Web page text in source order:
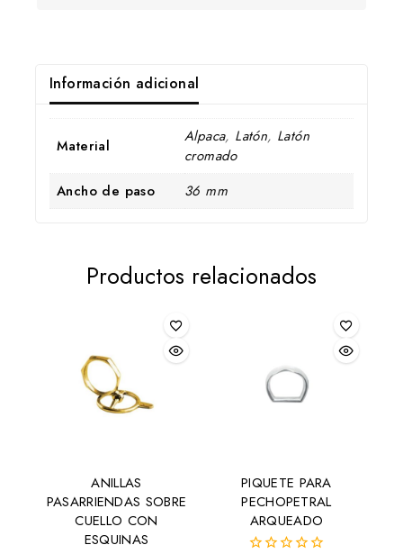
Información adicional
Material Alpaca, Latón, Latón
cromado
Ancho de paso
36 mm
Productos relacionados
ANILLAS
PASARRIENDAS SOBRE
CUELLO CON
ESQUINAS
PIQUETE PARA
PECHOPETRAL
ARQUEADO